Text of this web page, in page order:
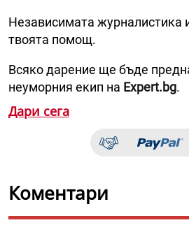
Независимата журналистика
твоята помощ.
Всяко дарение ще бъде
неуморния екип на Expert.bg.
Дари сега
Коментари